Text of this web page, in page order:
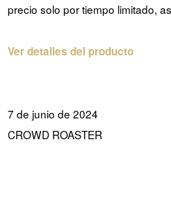
precio solo por tiempo limitado,
Ver detalles del producto
7 de junio de 2024
CROWD ROASTER